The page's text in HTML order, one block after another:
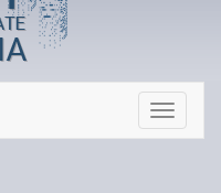
Toggle